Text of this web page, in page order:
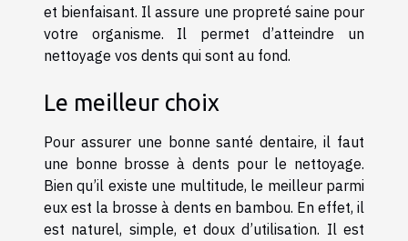
et bienfaisant. Il assure une propreté saine pour
votre organisme. Il permet d’atteindre un
nettoyage vos dents qui sont au fond.
Le meilleur choix
Pour assurer une bonne santé dentaire, il faut
une bonne brosse à dents pour le nettoyage.
Bien qu’il existe une multitude, le meilleur parmi
eux est la brosse à dents en bambou. En effet, il
est naturel, simple, et doux d’utilisation. Il est